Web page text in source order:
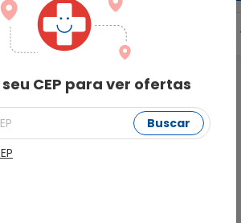
CEP para ver ofertas
Buscar
ordenar por